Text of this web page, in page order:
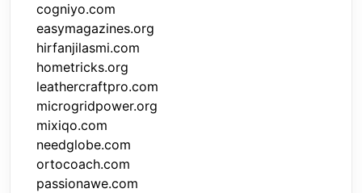
cogniyo.com
easymagazines.org
hirfanjilasmi.com
hometricks.org
leathercraftpro.com
microgridpower.org
mixiqo.com
needglobe.com
ortocoach.com
passionawe.com